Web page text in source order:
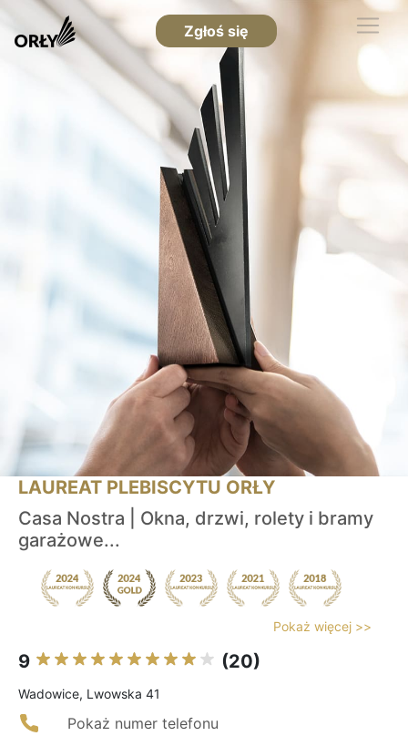
Zgłoś się
LAUREAT PLEBISCYTU ORŁY
Casa Nostra | Okna, drzwi, rolety i bramy
garażowe...
Pokaż więcej >>
9 (20)
Wadowice, Lwowska 41
Pokaż numer telefonu